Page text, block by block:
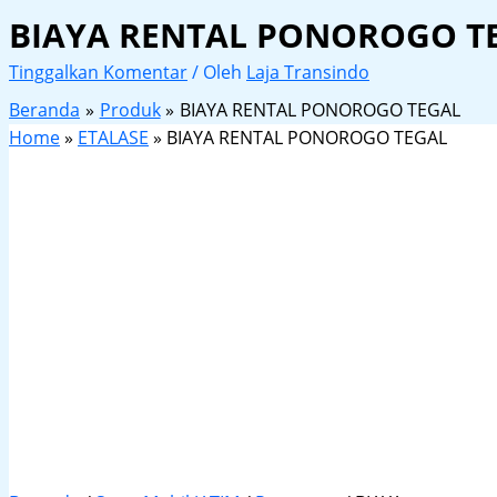
BIAYA RENTAL PONOROGO
Tinggalkan Komentar/ Oleh Laja Transindo
Beranda
Produk
BIAYA RENTAL PONOROGO TEGAL
Home» ETALASE » BIAYA RENTAL PONOROGO TEGAL